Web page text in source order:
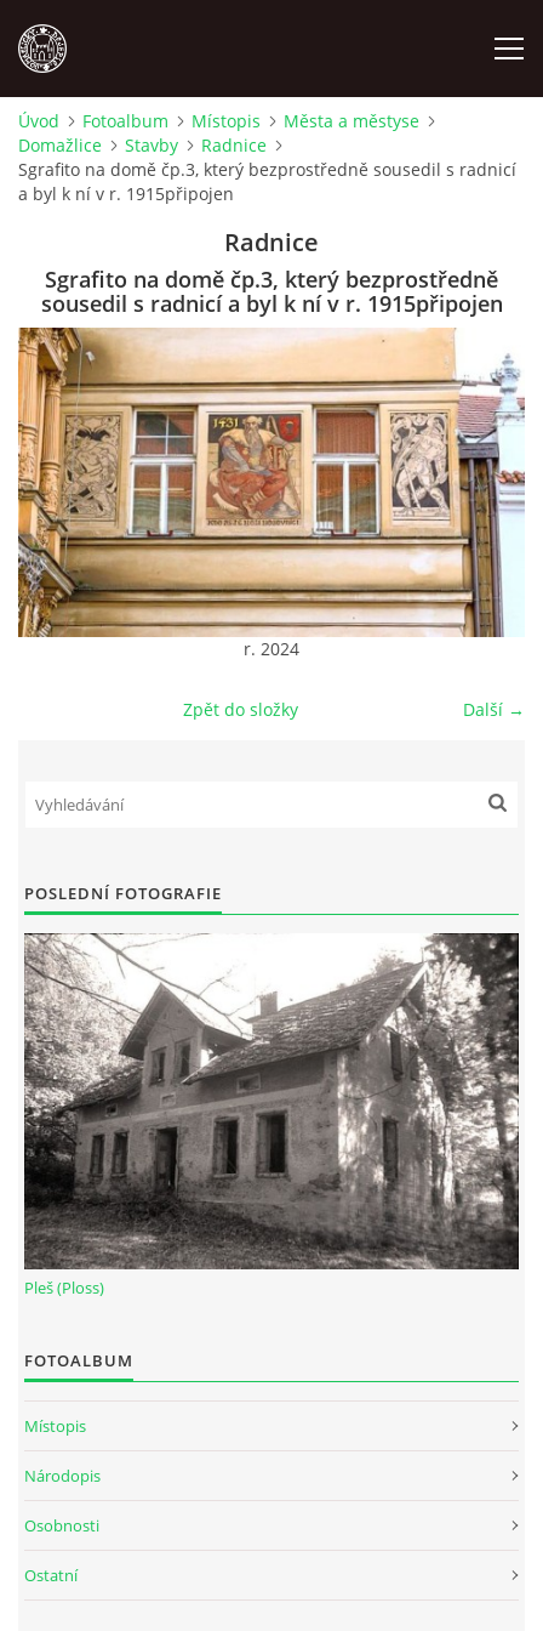
MÍSTOPIS
OSOBNOSTI
OSTATNÍ
ODKAZY
O NÁS
DŮL NA SLÍDU (NA KOLE)
Kontakt:
města Domažlice.
© 2026 eStránky.cz | Aktualizováno: 17. 7. 2026|Nahoru ↑
Úvod Fotoalbum Místopis
Města a městyse
Domažlice
Stavby
Radnice
Sgrafito na domě čp.3, který bezprostředně sousedil s radnicí
a byl k ní v r. 1915připojen
Radnice
Sgrafito na domě čp.3, který bezprostředně
sousedil s radnicí a byl k ní v r. 1915připojen
r. 2024
Další →
Zpět do složky
POSLEDNÍ FOTOGRAFIE
Pleš (Ploss)
FOTOALBUM
Místopis
Národopis
Osobnosti
Ostatní